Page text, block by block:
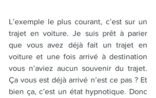
L’exemple le plus courant, c’est sur un
trajet en voiture. Je suis prêt à parier
que vous avez déjà fait un trajet en
voiture et une fois arrivé à destination
vous n’aviez aucun souvenir du trajet.
Ça vous est déjà arrivé n’est ce pas ? Et
bien ça, c’est un état hypnotique. Donc